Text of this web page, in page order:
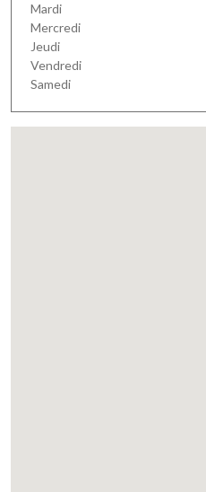
Mardi
Mercredi
Jeudi
Vendredi
Samedi